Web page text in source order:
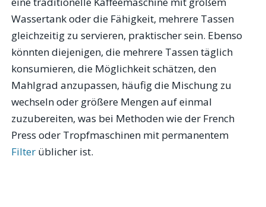
Wassertank oder die Fähigkeit, mehrere Tassen
gleichzeitig zu servieren, praktischer sein. Ebenso
könnten diejenigen, die mehrere Tassen täglich
konsumieren, die Möglichkeit schätzen, den
Mahlgrad anzupassen, häufig die Mischung zu
wechseln oder größere Mengen auf einmal
zuzubereiten, was bei Methoden wie der French
Press oder Tropfmaschinen mit permanentem
Filter üblicher ist.